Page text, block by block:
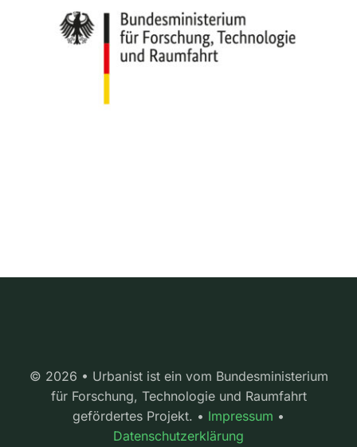
© 2026 • Urbanist ist ein vom Bundesministerium
für Forschung, Technologie und Raumfahrt
gefördertes Projekt. • Impressum •
Datenschutzerklärung